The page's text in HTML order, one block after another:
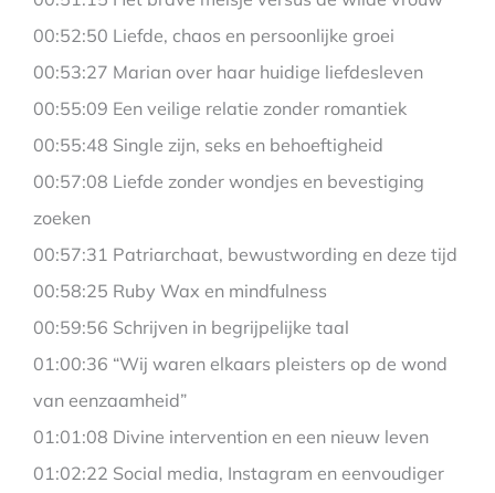
00:52:50 Liefde, chaos en persoonlijke groei
00:53:27 Marian over haar huidige liefdesleven
00:55:09 Een veilige relatie zonder romantiek
00:55:48 Single zijn, seks en behoeftigheid
00:57:08 Liefde zonder wondjes en bevestiging
zoeken
00:57:31 Patriarchaat, bewustwording en deze tijd
00:58:25 Ruby Wax en mindfulness
00:59:56 Schrijven in begrijpelijke taal
01:00:36 “Wij waren elkaars pleisters op de wond
van eenzaamheid”
01:01:08 Divine intervention en een nieuw leven
01:02:22 Social media, Instagram en eenvoudiger